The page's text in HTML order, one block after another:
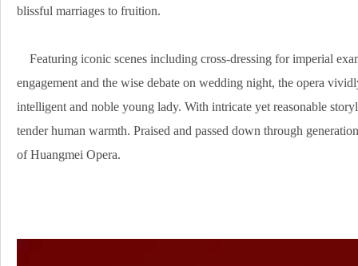
blissful marriages to fruition.
Featuring iconic scenes including cross-dressing for imperial
engagement and the wise debate on wedding night, the opera
intelligent and noble young lady. With intricate yet reasonable
tender human warmth. Praised and passed down through
of Huangmei Opera.